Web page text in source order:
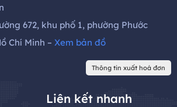
672, khu phố 1, phường Phước
Chí Minh – Xem bản đồ
Thông tin xuất hoá đơn
Liên kết nhanh